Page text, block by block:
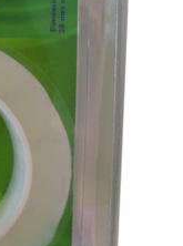
adhère